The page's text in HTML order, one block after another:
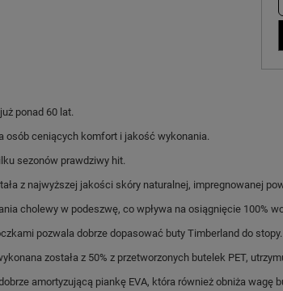
ponad 60 lat.
osób ceniących komfort i jakość wykonania.
sezonów prawdziwy hit.
z najwyższej jakości skóry naturalnej, impregnowanej
cholewy w podeszwę, co wpływa na osiągnięcie 100%
pozwala dobrze dopasować buty Timberland do stopy.
została z 50% z przetworzonych butelek PET,
amortyzującą piankę EVA, która również obniża wagę